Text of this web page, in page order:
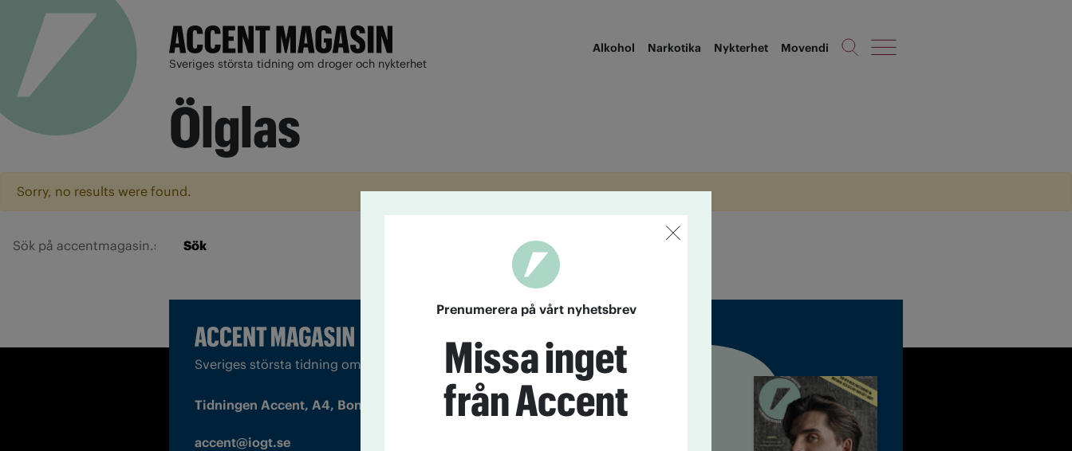
Sveriges största tidning om droger och nykterhet
Alkohol Narkotika Nykterhet Movendi
Ölglas
Sorry, no results were found.
Sök
Sveriges största tidning om droger och nykterhet
Tidningen Accent, A4, Bondegatan 21, 116 33 Stockholm
accent@iogt.se
Prenumerera på vårt nyhetsbrev
Missa inget
från Accent